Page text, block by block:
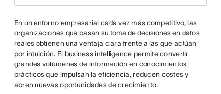
En un entorno empresarial cada vez más competitivo, las
organizaciones que basan su toma de decisionesen datos
reales obtienen una ventaja clara frente a las que actúan
por intuición. El business intelligence permite convertir
grandes volúmenes de información en conocimientos
prácticos que impulsan la eficiencia, reducen costes y
abren nuevas oportunidades de crecimiento.